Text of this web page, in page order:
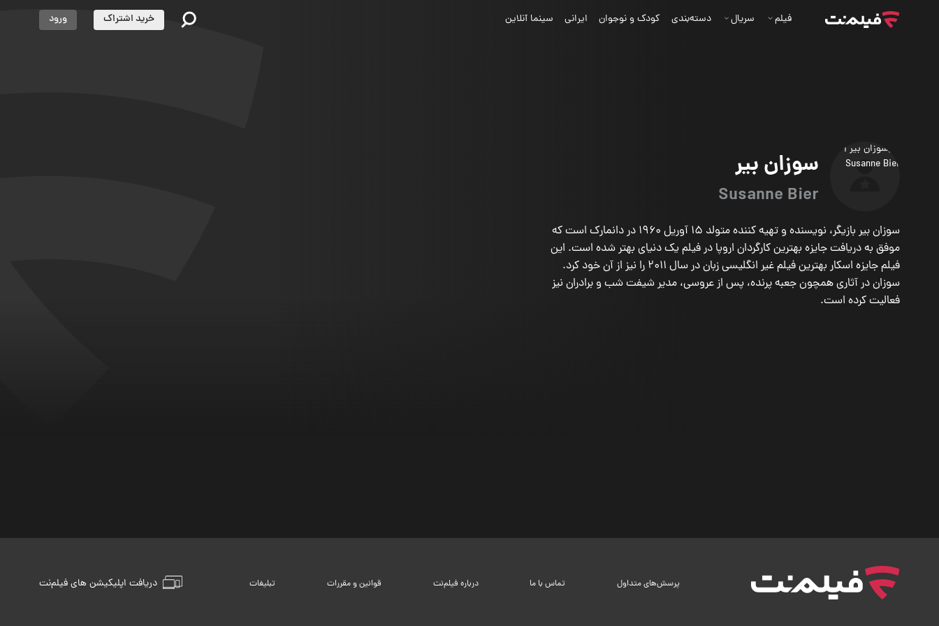
سوزان بیر
Susanne Bier
سوزان بیر بازیگر، نویسنده و تهیه ‌کننده متولد ۱۵ آوریل ۱۹۶۰ در دانمارک است که
موفق به دریافت جایزه بهترین کارگردان اروپا در فیلم یک دنیای بهتر شده است. این
فیلم جایزه اسکار بهترین فیلم غیر انگلیسی ‌زبان در سال ۲۰۱۱ را نیز از آن خود کرد.
سوزان در آثاری همچون جعبه پرنده، پس از عروسی، مدیر شیفت شب و برادران نیز
فعالیت کرده است.
فیلم سریال دسته‌بندی کودک و نوجوان ایرانی سینما آنلاین خرید اشتراک ورود
دریافت اپلیکیشن های فیلم‌نت پرسش‌های متداول تماس با ما درباره فیلم‌نت قوانین و مقررات تبلیغات